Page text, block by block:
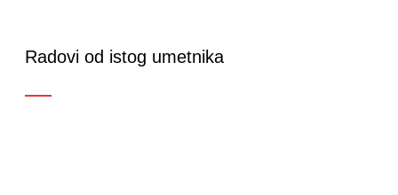
Radovi od istog umetnika